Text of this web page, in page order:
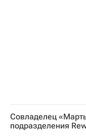
Совладелец
подразделения